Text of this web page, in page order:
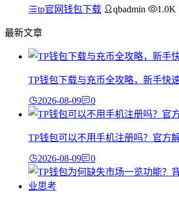
tp官网钱包下载 qbadmin 1.0K
最新文章
TP钱包下载与充币全攻略，新手快
2026-08-09 0
TP钱包可以不用手机注册吗？官方
2026-08-09 0